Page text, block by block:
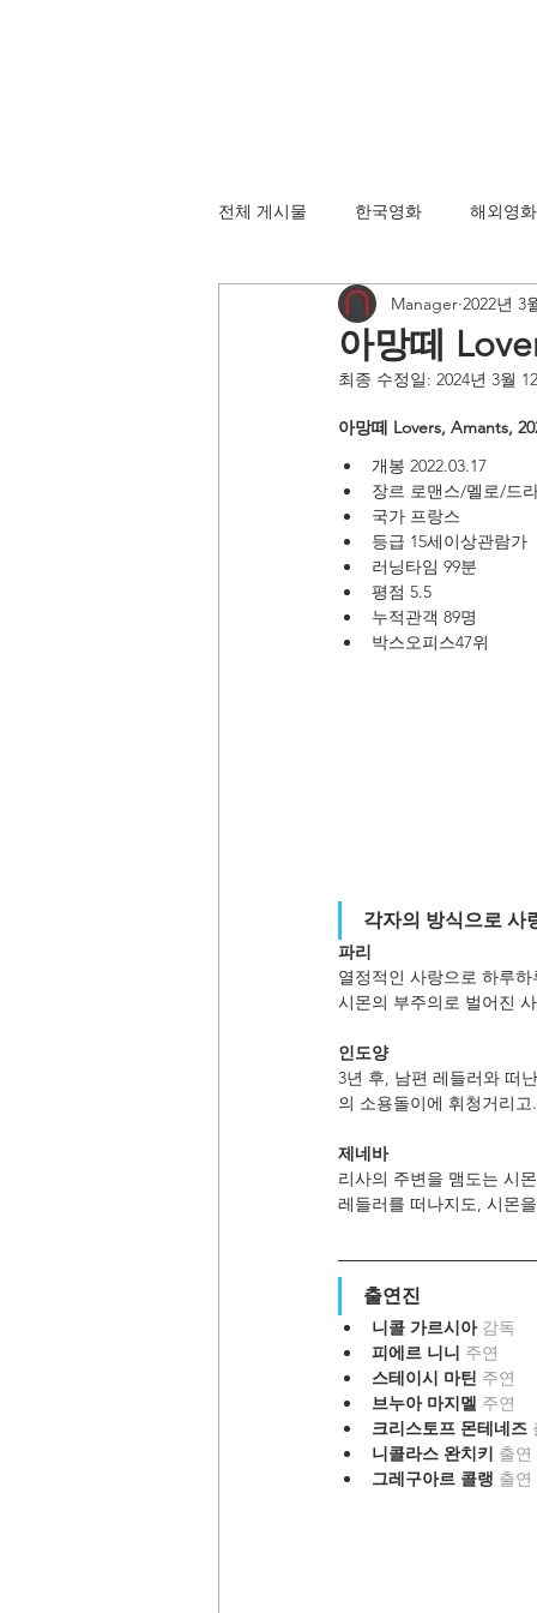
전체 게시물 한국영화 해외영화
아망떼
Manager 2022년 3
최종 수정일: 2024년 3월
아망떼 Lovers, Amants,
개봉 2022.03.17
장르 로맨스/멜로/드
국가 프랑스
등급 15세이상관람가
러닝타임 99분
평점 5.5
누적관객 89명
박스오피스47위
각자의 방식으로 사
파리
열정적인 사랑으로 하루
시몬의 부주의로 벌어진
인도양
3년 후, 남편 레들러와 떠
의 소용돌이에 휘청거리고.
제네바
리사의 주변을 맴도는 시
레들러를 떠나지도, 시몬
출연진
니콜 가르시아 감독
피에르 니니 주연
스테이시 마틴 주연
브누아 마지멜 주연
크리스토프 몬테네즈
니콜라스 완치키 출연
그레구아르 콜랭 출연